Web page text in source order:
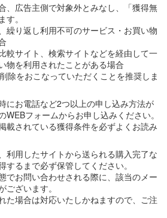
、広告主側で対象外とみなし、「獲得無
。
繰り返し利用不可のサービス・お買い物
較サイト、検索サイトなどを経由して一
物を利用されたことがある場合
除をおこなっていただくことを推奨しま
にお電話など2つ以上の申し込み方法が
フォームからお申し込みください。
載されている獲得条件を必ずよくお読み
利用したサイトから送られる購入完了な
するまで必ず保管してください。
でお問い合わせされる際に、該当のメー
ございます。
た場合は対応いたしかねますので、ご注